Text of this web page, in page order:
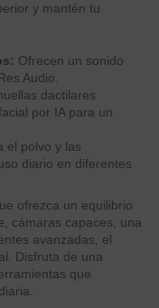
y mantén tu
Ofrecen un sonido
Audio.
dactilares
por IA para un
el polvo y las
diario en diferentes
ofrezca un equilibrio
cámaras capaces, una
avanzadas, el
Disfruta de una
que